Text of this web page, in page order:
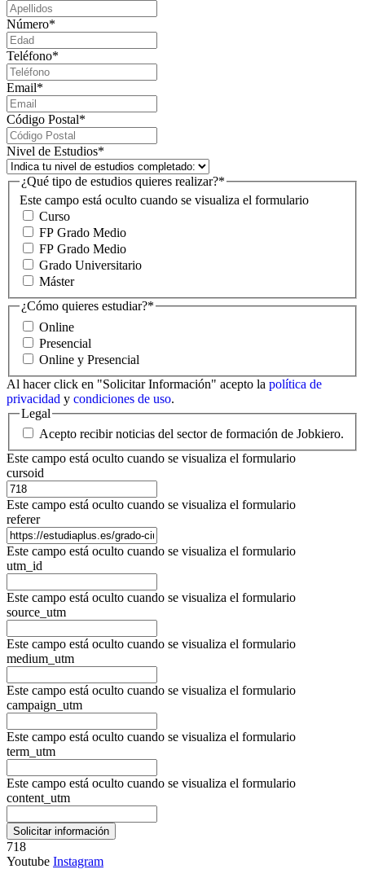
Número*
Teléfono*
Email*
Código Postal*
Nivel de Estudios*
Este campo está oculto cuando se visualiza el formulario
¿Qué tipo de estudios quieres realizar?*
Curso
FP Grado Medio
FP Grado Medio
Grado Universitario
Máster
¿Cómo quieres estudiar?*
Online
Presencial
Online y Presencial
Al hacer click en "Solicitar Información" acepto la política de
privacidad y condiciones de uso.
Legal
Acepto recibir noticias del sector de formación de Jobkiero.
Este campo está oculto cuando se visualiza el formulario
cursoid
Este campo está oculto cuando se visualiza el formulario
referer
Este campo está oculto cuando se visualiza el formulario
utm_id
Este campo está oculto cuando se visualiza el formulario
source_utm
Este campo está oculto cuando se visualiza el formulario
medium_utm
Este campo está oculto cuando se visualiza el formulario
campaign_utm
Este campo está oculto cuando se visualiza el formulario
term_utm
Este campo está oculto cuando se visualiza el formulario
content_utm
718
Youtube Instagram